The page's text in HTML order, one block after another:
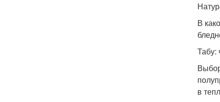
В
Табу:
в